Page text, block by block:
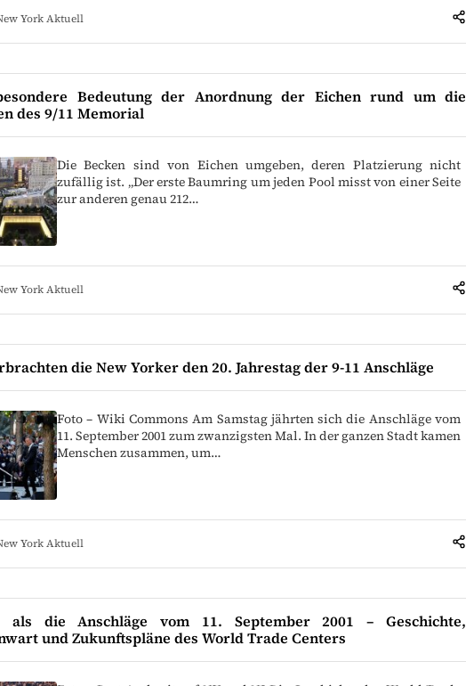
York Aktuell
Bedeutung der Anordnung der Eichen rund um die
des 9/11 Memorial
Die Becken sind von Eichen umgeben, deren Platzierung nicht
zufällig ist. „Der erste Baumring um jeden Pool misst von einer Seite
zur anderen genau 212…
York Aktuell
die New Yorker den 20. Jahrestag der 9-11 Anschläge
Foto – Wiki Commons Am Samstag jährten sich die Anschläge vom
11. September 2001 zum zwanzigsten Mal. In der ganzen Stadt kamen
Menschen zusammen, um…
York Aktuell
als die Anschläge vom 11. September 2001 – Geschichte,
und Zukunftspläne des World Trade Centers